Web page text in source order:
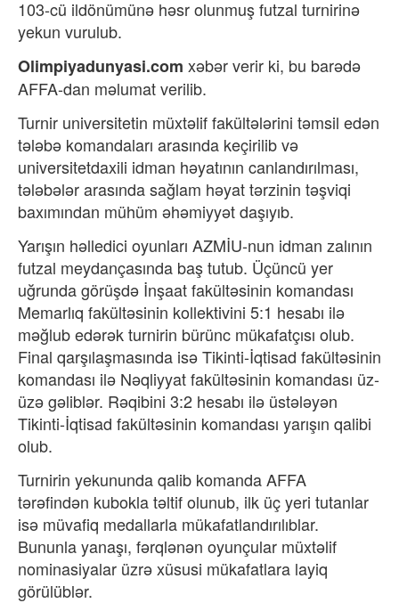
103-cü ildönümünə həsr olunmuş futzal turnirinə
yekun vurulub.
Olimpiyadunyasi.com xəbər verir ki, bu barədə
AFFA-dan məlumat verilib.
Turnir universitetin müxtəlif fakültələrini təmsil edən
tələbə komandaları arasında keçirilib və
universitetdaxili idman həyatının canlandırılması,
tələbələr arasında sağlam həyat tərzinin təşviqi
baxımından mühüm əhəmiyyət daşıyıb.
Yarışın həlledici oyunları AZMİU-nun idman zalının
futzal meydançasında baş tutub. Üçüncü yer
uğrunda görüşdə İnşaat fakültəsinin komandası
Memarlıq fakültəsinin kollektivini 5:1 hesabı ilə
məğlub edərək turnirin bürünc mükafatçısı olub.
Final qarşılaşmasında isə Tikinti-İqtisad fakültəsinin
komandası ilə Nəqliyyat fakültəsinin komandası üz-
üzə gəliblər. Rəqibini 3:2 hesabı ilə üstələyən
Tikinti-İqtisad fakültəsinin komandası yarışın qalibi
olub.
Turnirin yekununda qalib komanda AFFA
tərəfindən kubokla təltif olunub, ilk üç yeri tutanlar
isə müvafiq medallarla mükafatlandırılıblar.
Bununla yanaşı, fərqlənən oyunçular müxtəlif
nominasiyalar üzrə xüsusi mükafatlara layiq
görülüblər.